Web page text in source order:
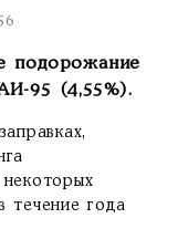
подорожание
95 (4,55%).
течение года